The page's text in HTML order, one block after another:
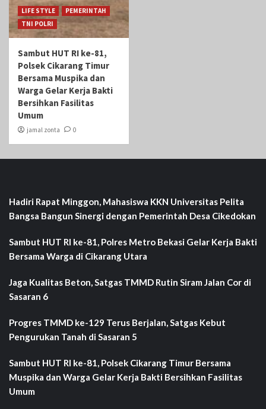
LIFE STYLE
PEMERINTAH
TNI POLRI
Sambut HUT RI ke-81,
Polsek Cikarang Timur
Bersama Muspika dan
Warga Gelar Kerja Bakti
Bersihkan Fasilitas
Umum
jamal zonta 0
Hadiri Rapat Minggon, Mahasiswa KKN Universitas Pelita
Bangsa Bangun Sinergi dengan Pemerintah Desa Cikedokan
Sambut HUT RI ke-81, Polres Metro Bekasi Gelar Kerja Bakti
Bersama Warga di Cikarang Utara
Jaga Kualitas Beton, Satgas TMMD Rutin Siram Jalan Cor di
Sasaran 6
Progres TMMD ke-129 Terus Berjalan, Satgas Kebut
Pengurukan Tanah di Sasaran 5
Sambut HUT RI ke-81, Polsek Cikarang Timur Bersama
Muspika dan Warga Gelar Kerja Bakti Bersihkan Fasilitas
Umum